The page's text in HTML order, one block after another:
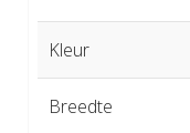
Kleur
Breedte